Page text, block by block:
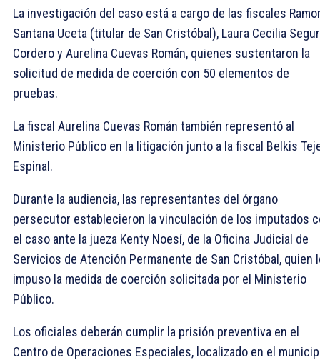
La investigación del caso está a cargo de las fiscales
Santana Uceta (titular de San Cristóbal), Laura Cecilia
Cordero y Aurelina Cuevas Román, quienes sustentaron la
solicitud de medida de coerción con 50 elementos de
pruebas.
La fiscal Aurelina Cuevas Román también representó al
Ministerio Público en la litigación junto a la fiscal Belkis
Espinal.
Durante la audiencia, las representantes del órgano
persecutor establecieron la vinculación de los imputados
el caso ante la jueza Kenty Noesí, de la Oficina Judicial de
Servicios de Atención Permanente de San Cristóbal, quien
impuso la medida de coerción solicitada por el Ministerio
Público.
Los oficiales deberán cumplir la prisión preventiva en el
Centro de Operaciones Especiales, localizado en el